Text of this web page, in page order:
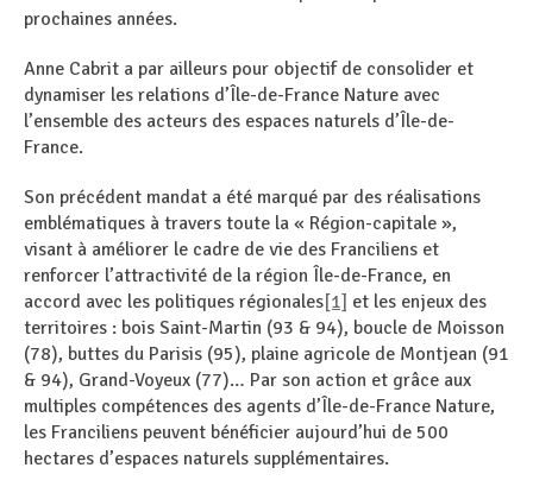
prochaines années.
Anne Cabrit a par ailleurs pour objectif de consolider et
dynamiser les relations d’Île-de-France Nature avec
l’ensemble des acteurs des espaces naturels d’Île-de-
France.
Son précédent mandat a été marqué par des réalisations
emblématiques à travers toute la « Région-capitale »,
visant à améliorer le cadre de vie des Franciliens et
renforcer l’attractivité de la région Île-de-France, en
accord avec les politiques régionales[1] et les enjeux des
territoires : bois Saint-Martin (93 & 94), boucle de Moisson
(78), buttes du Parisis (95), plaine agricole de Montjean (91
& 94), Grand-Voyeux (77)… Par son action et grâce aux
multiples compétences des agents d’Île-de-France Nature,
les Franciliens peuvent bénéficier aujourd’hui de 500
hectares d’espaces naturels supplémentaires.